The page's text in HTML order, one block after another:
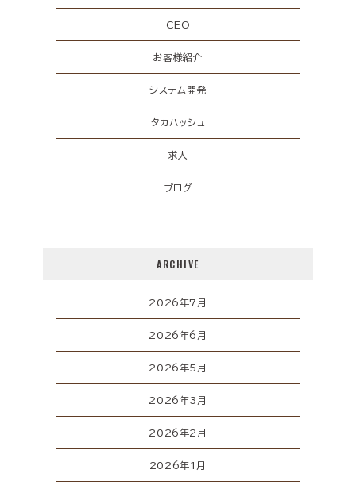
CEO
お客様紹介
システム開発
タカハッシュ
求人
ブログ
ARCHIVE
2026年7月
2026年6月
2026年5月
2026年3月
2026年2月
2026年1月